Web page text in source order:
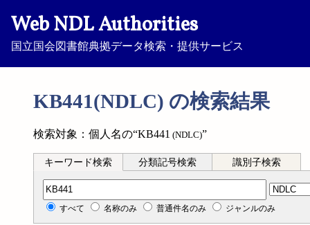
Web NDL Authorities
国立国会図書館典拠データ検索・提供サービス
KB441(NDLC) の検索結果
検索対象：個人名の“KB441 (NDLC)”
キーワード検索 分類記号検索 識別子検索
分類記号検索
すべて 名称のみ 普通件名のみ ジャンルのみ